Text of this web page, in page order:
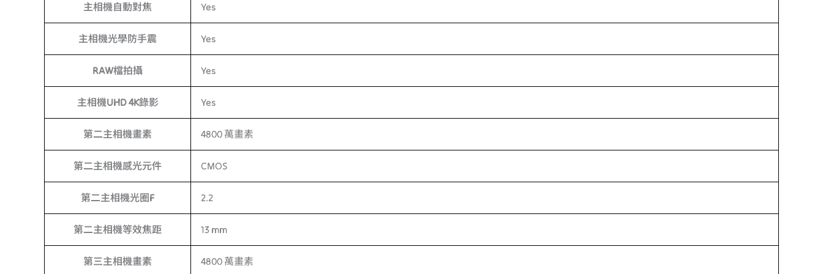
主相機自動對焦 Yes
主相機光學防手震 Yes
RAW檔拍攝 Yes
主相機UHD 4K錄影 Yes
第二主相機畫素 4800 萬畫素
第二主相機感光元件 CMOS
第二主相機光圈F 2.2
第二主相機等效焦距 13 mm
第三主相機畫素 4800 萬畫素